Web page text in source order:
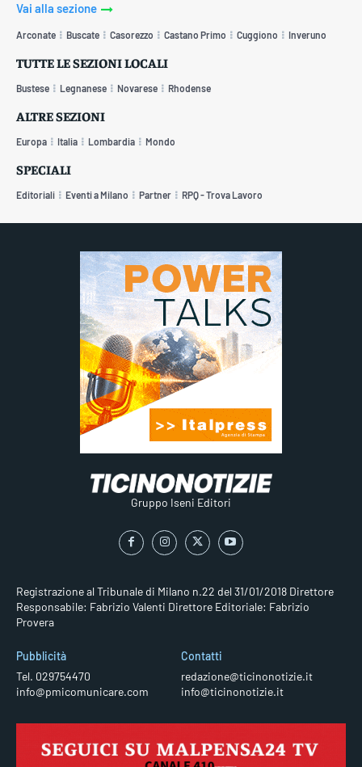
Vai alla sezione
Arconate Buscate Casorezzo Castano Primo Cuggiono Inveruno
TUTTE LE SEZIONI LOCALI
Bustese Legnanese Novarese Rhodense
ALTRE SEZIONI
Europa Italia Lombardia Mondo
SPECIALI
Editoriali Eventi a Milano Partner RPQ - Trova Lavoro
Gruppo Iseni Editori
Registrazione al Tribunale di Milano n.22 del 31/01/2018 Direttore
Responsabile: Fabrizio Valenti Direttore Editoriale: Fabrizio
Provera
Pubblicità
Tel. 029754470
info@pmicomunicare.com
Contatti
redazione@ticinonotizie.it
info@ticinonotizie.it